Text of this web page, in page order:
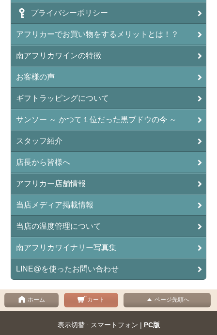
プライバシーポリシー
アフリカーでお買い物をするメリットとは！？
南アフリカワインの特徴
お客様の声
ギフトラッピングについて
サンソー ～ かつて１位だった黒ブドウの今 ～
スタッフ紹介
店長から皆様へ
アフリカー店舗情報
当店メディア掲載情報
当店の温度管理について
南アフリカワイナリー写真集
LINE@を使ったお問い合わせ
ホーム カート ページ先頭へ
表示切替 : スマートフォン | PC版